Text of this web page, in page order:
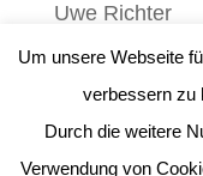
Uwe Richter
Um unsere Webseite
verbessern zu
Durch die weitere
Verwendung von